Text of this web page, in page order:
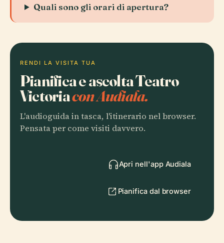
Quali sono gli orari di apertura?
RENDI LA VISITA TUA
Pianifica e ascolta Teatro
Victoriacon Audiala.
L'audioguida in tasca, l'itinerario nel browser.
Pensata per come visiti davvero.
Apri nell'app Audiala
Pianifica dal browser